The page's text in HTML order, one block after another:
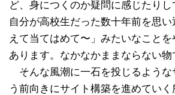
ど、身につくのか疑問に感じたりし
自分が高校生だった数十年前を思
えて当てはめて〜」みたいなこと
あります。なかなかままならない物
そんな風潮に一石を投じるような
う前向きにサイト構築を進めていく